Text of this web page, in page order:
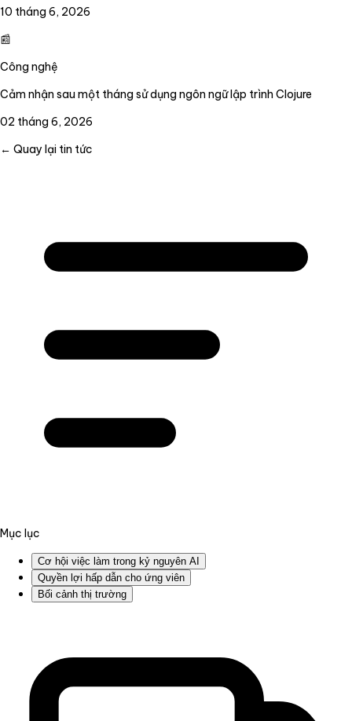
10 tháng 6, 2026
📰
Công nghệ
Cảm nhận sau một tháng sử dụng ngôn ngữ lập trình Clojure
02 tháng 6, 2026
← Quay lại tin tức
Mục lục
Cơ hội việc làm trong kỷ nguyên AI
Quyền lợi hấp dẫn cho ứng viên
Bối cảnh thị trường